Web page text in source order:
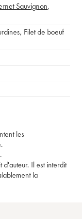
Sauvignon,
, Filet de boeuf
les
Il est interdit
la